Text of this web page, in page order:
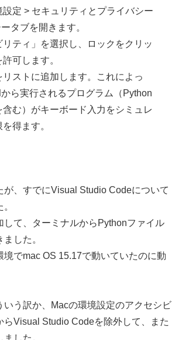
設定 > セキュリティとプライバシー
タブを開きます。
リティ」を選択し、ロックをクリッ
可します。
リストに追加します。これによっ
ら実行されるプログラム（Python
含む）がキーボード入力をシミュレ
得ます。
が、すでにVisual Studio Codeについて
して、ターミナルからPythonファイル
した。
境でmac OS 15.17で動いていたのに動
いう訳か、Macの環境設定のアクセシビ
らVisual Studio Codeを除外して、また